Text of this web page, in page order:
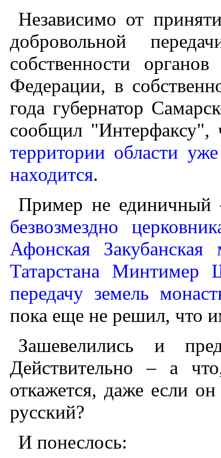
Независимо от
добровольной
собственности
Федерации, в
года губернатор
сообщил
территории области
находится.
Пример не
безвозмездно
Афонская Закубанская
Татарстана Минтимер
передачу земель
пока еще не решил, что
Зашевелились и
Действительно – а
откажется, даже если
русский?
И понеслось: